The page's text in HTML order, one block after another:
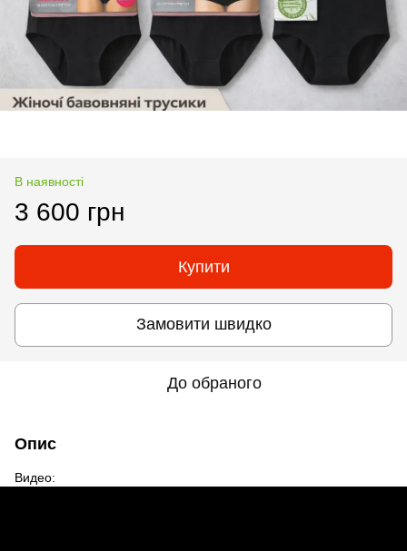
В наявності
3 600 грн
Купити
Замовити швидко
До обраного
Опис
Видео: